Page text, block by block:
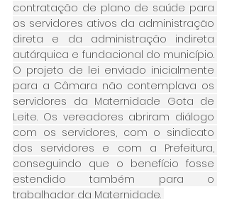
contratação de plano de saúde para
os servidores ativos da administração
direta e da administração indireta
autárquica e fundacional do município.
O projeto de lei enviado inicialmente
para a Câmara não contemplava os
servidores da Maternidade Gota de
Leite. Os vereadores abriram diálogo
com os servidores, com o sindicato
dos servidores e com a Prefeitura,
conseguindo que o benefício fosse
estendido também para o
trabalhador da Maternidade.